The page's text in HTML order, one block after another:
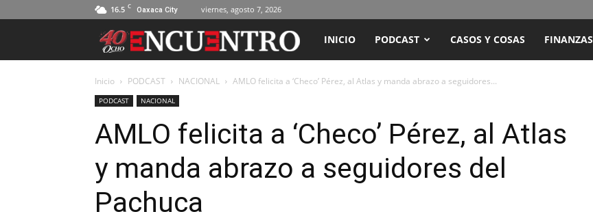
16.5 C Oaxaca City viernes, agosto 7, 2026
ENCUENTRO
RADIO
Y
TELEVISIÓN
INICIO PODCAST CASOS Y COSAS FINANZAS
Inicio PODCAST NACIONAL AMLO felicita a ‘Checo’ Pérez, al Atlas y manda abrazo a seguidores...
PODCAST NACIONAL
AMLO felicita a ‘Checo’ Pérez, al Atlas
y manda abrazo a seguidores del
Pachuca